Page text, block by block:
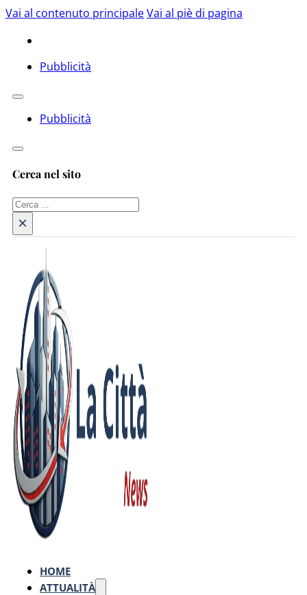
Vai al contenuto principaleVai al piè di pagina
Pubblicità
Pubblicità
Cerca nel sito
Cerca
×
HOME
ATTUALITÀ